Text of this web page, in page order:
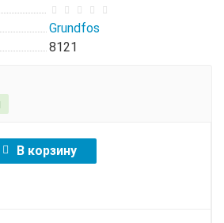
Grundfos
8121
В корзину